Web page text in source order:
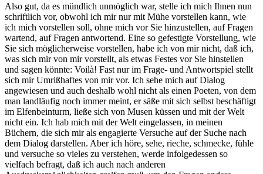
Also gut, da es mündlich unmöglich war, stelle ich mich Ihnen nun
schriftlich vor, obwohl ich mir nur mit Mühe vorstellen kann, wie
ich mich vorstellen soll, ohne mich vor Sie hinzustellen, auf Fragen
wartend, auf Fragen antwortend. Eine so gefestigte Vorstellung, wie
Sie sich möglicherweise vorstellen, habe ich von mir nicht, daß ich,
was sich mir von mir vorstellt, als etwas Festes vor Sie hinstellen
und sagen könnte: Voilà! Fast nur im Frage- und Antwortspiel stellt
sich mir Umrißhaftes von mir vor. Ich sehe mich auf Dialog
angewiesen und auch deshalb wohl nicht als einen Poeten, von dem
man landläufig noch immer meint, er säße mit sich selbst beschäftigt
im Elfenbeinturm, ließe sich von Musen küssen und mit der Welt
nicht ein. Ich hab mich mit der Welt eingelassen, in meinen
Büchern, die sich mir als engagierte Versuche auf der Suche nach
dem Dialog darstellen. Aber ich höre, sehe, rieche, schmecke, fühle
und versuche so vieles zu verstehen, werde infolgedessen so
vielfach befragt, daß ich auch nach anderen